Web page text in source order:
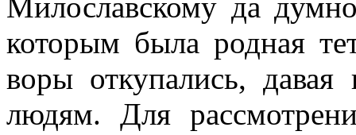
Милославскому да
которым была родная
воры откупались,
людям. Для